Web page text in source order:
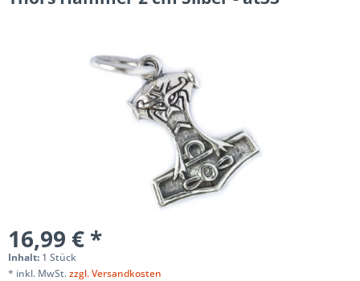
16,99 € *
Inhalt: 1 Stück
* inkl. MwSt.zzgl. Versandkosten